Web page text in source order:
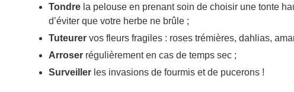
Tondre la pelouse en prenant soin de choisir une tonte
d’éviter que votre herbe ne brûle ;
Tuteurer vos fleurs fragiles : roses trémières, dahlias,
Arroser régulièrement en cas de temps sec ;
Surveiller les invasions de fourmis et de pucerons !